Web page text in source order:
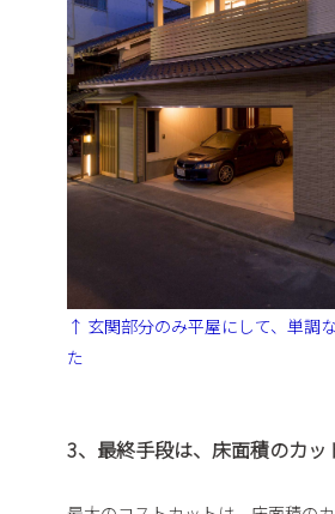
↑ 玄関部分のみ平屋にして、単調
た
3、最終手段は、床面積のカッ